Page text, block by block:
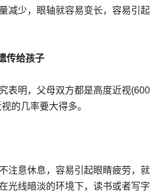
减少，眼轴就容易变长，容易引起
传给孩子
明，父母双方都是高度近视(600
的几率要大得多。
意休息，容易引起眼睛疲劳，就
光线暗淡的环境下，读书或者写字